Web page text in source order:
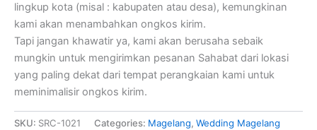
lingkup kota (misal : kabupaten atau desa), kemungkinan
kami akan menambahkan ongkos kirim.
Tapi jangan khawatir ya, kami akan berusaha sebaik
mungkin untuk mengirimkan pesanan Sahabat dari lokasi
yang paling dekat dari tempat perangkaian kami untuk
meminimalisir ongkos kirim.
SKU: SRC-1021 Categories: Magelang, Wedding Magelang